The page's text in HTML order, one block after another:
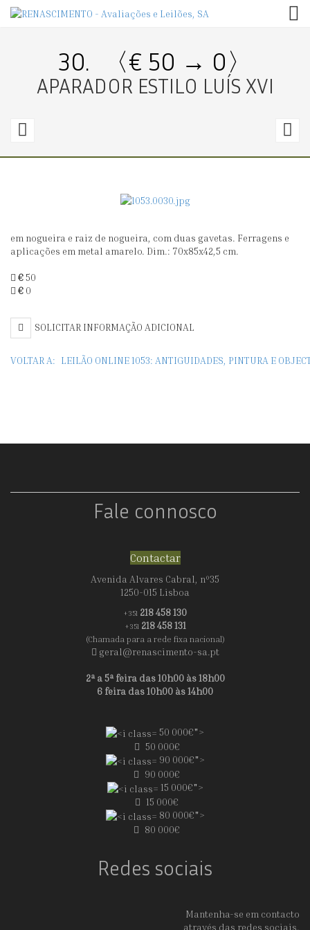
30. 〈€ 50 → 0〉
APARADOR ESTILO LUÍS XVI
〈€
CÓMODA
BARRIGA
em nogueira e raiz de nogueira, com duas gavetas. Ferragens e
aplicações em metal amarelo. Dim.: 70x85x42,5 cm.
€50
€ 0
SOLICITAR INFORMAÇÃO ADICIONAL
VOLTAR A: LEILÃO ONLINE 1053: ANTIGUIDADES, PINTURA E
Fale connosco
Contactar
Avenida Alvares Cabral, nº35
1250-015 Lisboa
+351 218 458 130
+351 218 458 131
(Chamada para a rede fixa nacional)
geral@renascimento-sa.pt
2ª a 5ª feira das 10h00 às 18h00
6 feira das 10h00 às 14h00
50 000€">
50 000€
90 000€">
90 000€
15 000€">
15 000€
80 000€">
80 000€
Redes sociais
Mantenha-se em contacto
através das redes sociais.